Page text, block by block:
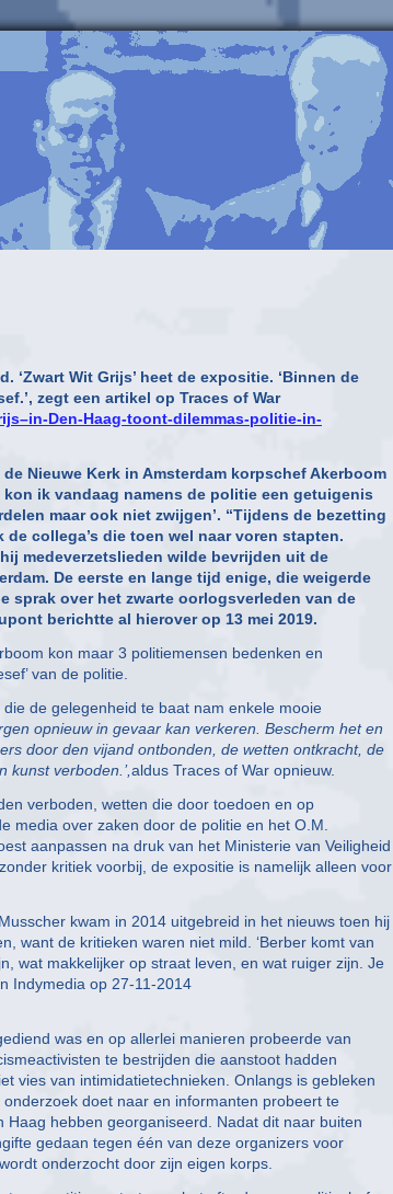
Wit Grijs’ heet de expositie. ‘Binnen de
zegt een artikel op Traces of War
Den-Haag-toont-dilemmas-politie-in-
Nieuwe Kerk in Amsterdam korpschef Akerboom
ik vandaag namens de politie een getuigenis
maar ook niet zwijgen’. “Tijdens de bezetting
collega’s die toen wel naar voren stapten.
medeverzetslieden wilde bevrijden uit de
De eerste en lange tijd enige, die weigerde
sprak over het zwarte oorlogsverleden van de
berichtte al hierover op 13 mei 2019.
kon maar 3 politiemensen bedenken en
van de politie.
de gelegenheid te baat nam enkele mooie
opnieuw in gevaar kan verkeren. Bescherm het en
door den vijand ontbonden, de wetten ontkracht, de
verboden.’,aldus Traces of War opnieuw.
verboden, wetten die door toedoen en op
media over zaken door de politie en het O.M.
aanpassen na druk van het Ministerie van Veiligheid
kritiek voorbij, de expositie is namelijk alleen voor
kwam in 2014 uitgebreid in het nieuws toen hij
want de kritieken waren niet mild. ‘Berber komt van
wat makkelijker op straat leven, en wat ruiger zijn. Je
Indymedia op 27-11-2014
was en op allerlei manieren probeerde van
te bestrijden die aanstoot hadden
vies van intimidatietechnieken. Onlangs is gebleken
doet naar en informanten probeert te
hebben georganiseerd. Nadat dit naar buiten
gedaan tegen één van deze organizers voor
onderzocht door zijn eigen korps.